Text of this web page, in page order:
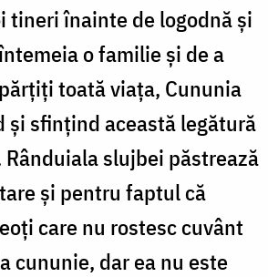
tineri înainte de logodnă și
o familie și de a
toată viața, Cununia
și sfințind această legătură
slujbei păstrează
și pentru faptul că
care nu rostesc cuvânt
cununie, dar ea nu este